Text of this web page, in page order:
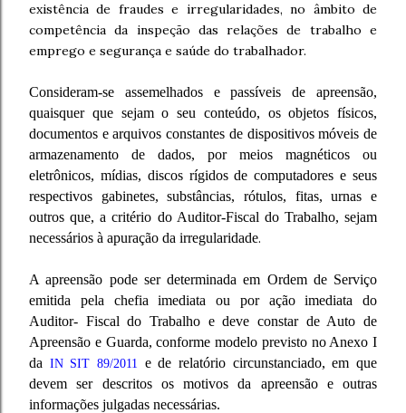
existência de fraudes e irregularidades, no âmbito de
competência da inspeção das relações de trabalho e
emprego e segurança e saúde do trabalhador.
Consideram-se assemelhados e passíveis de apreensão,
quaisquer que sejam o seu conteúdo, os objetos físicos,
documentos e arquivos constantes de dispositivos móveis de
armazenamento de dados, por meios magnéticos ou
eletrônicos, mídias, discos rígidos de computadores e seus
respectivos gabinetes, substâncias, rótulos, fitas, urnas e
outros que, a critério do Auditor-Fiscal do Trabalho, sejam
necessários à apuração da irregularidade.
A apreensão pode ser determinada em Ordem de Serviço
emitida pela chefia imediata ou por ação imediata do
Auditor- Fiscal do Trabalho e deve constar de Auto de
Apreensão e Guarda, conforme modelo previsto no Anexo I
da IN SIT 89/2011 e de relatório circunstanciado, em que
devem ser descritos os motivos da apreensão e outras
informações julgadas necessárias.